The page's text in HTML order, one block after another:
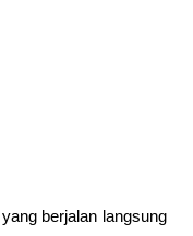
berjalan langsung